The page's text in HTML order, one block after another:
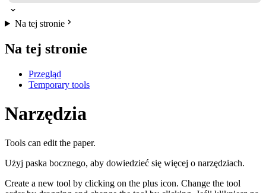
Na tej stronie
Na tej stronie
Przegląd
Temporary tools
Narzędzia
Tools can edit the paper.
Użyj paska bocznego, aby dowiedzieć się więcej o narzędziach.
Create a new tool by clicking on the plus icon. Change the tool